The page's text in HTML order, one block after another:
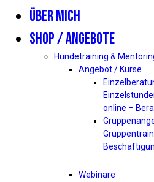
ÜBER MICH
SHOP / ANGEBOTE
Hundetraining &
Angebot / Kurse
online –
Webinare